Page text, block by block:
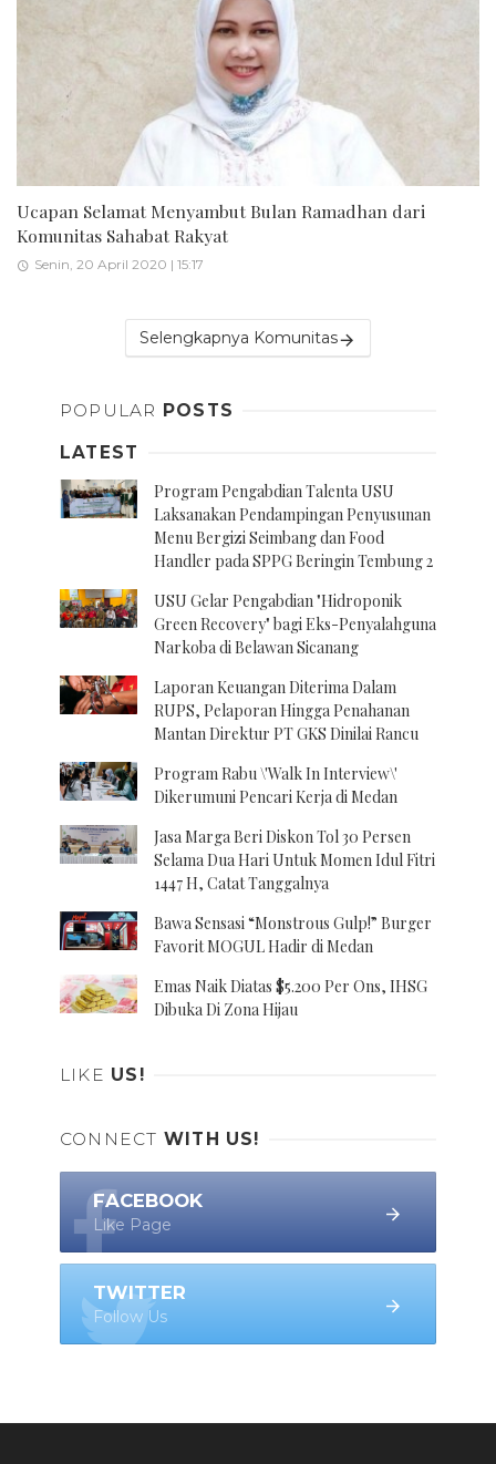
Ucapan Selamat Menyambut Bulan Ramadhan dari
Komunitas Sahabat Rakyat
Senin, 20 April 2020 | 15:17
Selengkapnya Komunitas
POPULAR POSTS
LATEST
Program Pengabdian Talenta USU
Laksanakan Pendampingan Penyusunan
Menu Bergizi Seimbang dan Food
Handler pada SPPG Beringin Tembung 2
USU Gelar Pengabdian "Hidroponik
Green Recovery" bagi Eks-Penyalahguna
Narkoba di Belawan Sicanang
Laporan Keuangan Diterima Dalam
RUPS, Pelaporan Hingga Penahanan
Mantan Direktur PT GKS Dinilai Rancu
Program Rabu \'Walk In Interview\'
Dikerumuni Pencari Kerja di Medan
Jasa Marga Beri Diskon Tol 30 Persen
Selama Dua Hari Untuk Momen Idul Fitri
1447 H, Catat Tanggalnya
Bawa Sensasi “Monstrous Gulp!” Burger
Favorit MOGUL Hadir di Medan
Emas Naik Diatas $5.200 Per Ons, IHSG
Dibuka Di Zona Hijau
LIKE US!
CONNECT WITH US!
FACEBOOK
Like Page
TWITTER
Follow Us